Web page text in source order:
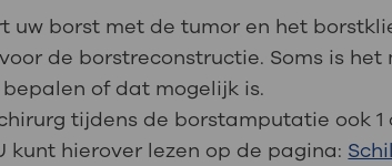
uw borst met de tumor en het
de borstreconstructie. Soms is
of dat mogelijk is.
tijdens de borstamputatie ook
kunt hierover lezen op de pagina: